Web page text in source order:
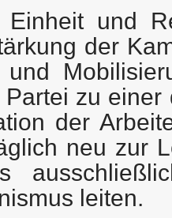
und
der
zu
der
neu zur
leiten.